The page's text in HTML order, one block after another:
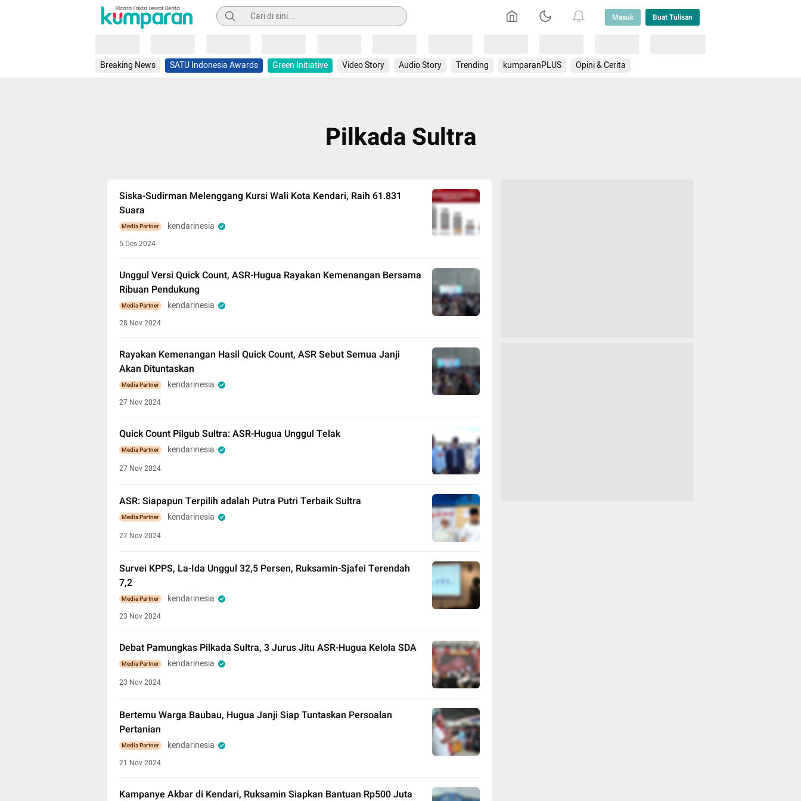
Pencarian Masuk Buat Tulisan
Breaking News SATU Indonesia Awards Green Initiative Video Story Audio Story Trending kumparanPLUS Opini & Cerita
Pilkada Sultra
Siska-Sudirman Melenggang Kursi Wali Kota Kendari, Raih 61.831
Suara
Media Partner kendarinesia
5 Des 2024
Unggul Versi Quick Count, ASR-Hugua Rayakan Kemenangan Bersama
Ribuan Pendukung
Media Partner kendarinesia
28 Nov 2024
Rayakan Kemenangan Hasil Quick Count, ASR Sebut Semua Janji
Akan Dituntaskan
Media Partner kendarinesia
27 Nov 2024
Quick Count Pilgub Sultra: ASR-Hugua Unggul Telak
Media Partner kendarinesia
27 Nov 2024
ASR: Siapapun Terpilih adalah Putra Putri Terbaik Sultra
Media Partner kendarinesia
27 Nov 2024
Survei KPPS, La-Ida Unggul 32,5 Persen, Ruksamin-Sjafei Terendah
7,2
Media Partner kendarinesia
23 Nov 2024
Debat Pamungkas Pilkada Sultra, 3 Jurus Jitu ASR-Hugua Kelola SDA
Media Partner kendarinesia
23 Nov 2024
Bertemu Warga Baubau, Hugua Janji Siap Tuntaskan Persoalan
Pertanian
Media Partner kendarinesia
21 Nov 2024
Kampanye Akbar di Kendari, Ruksamin Siapkan Bantuan Rp500 Juta